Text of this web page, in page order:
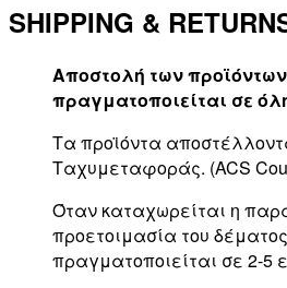
SHIPPING &
Αποστολή των
πραγματοποιείται σε
Τα προϊόντα
Ταχυμεταφοράς. (ACS
Όταν καταχωρείται η
προετοιμασία του
πραγματοποιείται σε 2-5